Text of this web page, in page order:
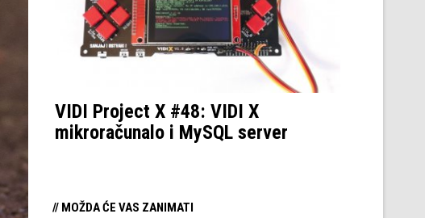
VIDI Project X #48: VIDI X
mikroračunalo i MySQL server
// MOŽDA ĆE VAS ZANIMATI